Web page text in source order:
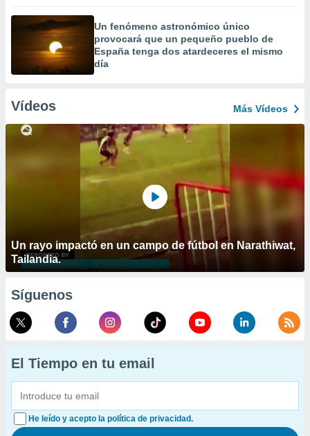
Un fenómeno astronómico único
provocará que un pequeño pueblo de
España tenga dos atardeceres el mismo
día
Vídeos Más Vídeos
Un rayo impactó en un campo de fútbol en Narathiwat,
Tailandia.
Síguenos
El Tiempo en tu email
He leído y acepto la política de privacidad.